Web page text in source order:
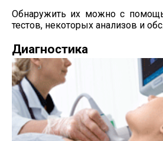
Обнаружить их можно с
тестов, некоторых анализов и
Диагностика